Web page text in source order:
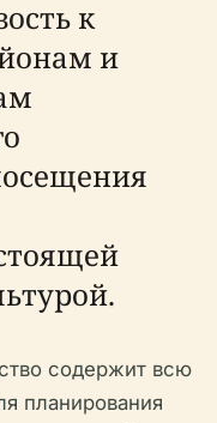
к
и
содержит всю
планирования